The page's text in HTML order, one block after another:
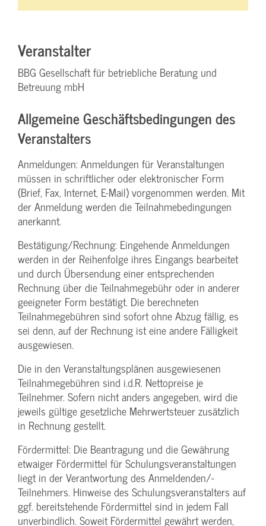
Veranstalter
BBG Gesellschaft für betriebliche Beratung und
Betreuung mbH
Allgemeine Geschäftsbedingungen des
Veranstalters
Anmeldungen: Anmeldungen für Veranstaltungen
müssen in schriftlicher oder elektronischer Form
(Brief, Fax, Internet, E-Mail) vorgenommen werden. Mit
der Anmeldung werden die Teilnahme­bedingungen
anerkannt.
Bestätigung­/Rechnung: Eingehende Anmeldungen
werden in der Reihenfolge ihres Eingangs bearbeitet
und durch Übersendung einer entsprechenden
Rechnung über die Teilnahmegebühr oder in anderer
geeigneter Form bestätigt. Die berechneten
Teilnahmegebühren sind sofort ohne Abzug fällig, es
sei denn, auf der Rechnung ist eine andere Fälligkeit
ausgewiesen.
Die in den Veranstaltungsplänen ausgewiesenen
Teilnahmegebühren sind i.d.R. Nettopreise je
Teilnehmer. Sofern nicht anders angegeben, wird die
jeweils gültige gesetzliche Mehrwertsteuer zusätzlich
in Rechnung gestellt.
Fördermittel: Die Beantragung und die Gewährung
etwaiger Fördermittel für Schulungs­veranstaltungen
liegt in der Verantwortung des Anmeldenden/­
Teilnehmers. Hinweise des Schulungs­veranstalters auf
ggf. bereitstehende Fördermittel sind in jedem Fall
unverbindlich. Soweit Fördermittel gewährt werden,